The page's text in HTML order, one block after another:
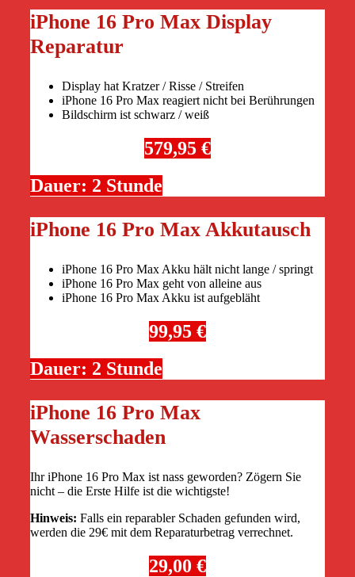
iPhone 16 Pro Max Display
Reparatur
Display hat Kratzer / Risse / Streifen
iPhone 16 Pro Max reagiert nicht bei Berührungen
Bildschirm ist schwarz / weiß
579,95 €
Dauer: 2 Stunde
iPhone 16 Pro Max Akkutausch
iPhone 16 Pro Max Akku hält nicht lange / springt
iPhone 16 Pro Max geht von alleine aus
iPhone 16 Pro Max Akku ist aufgebläht
99,95 €
Dauer: 2 Stunde
iPhone 16 Pro Max
Wasserschaden
Ihr iPhone 16 Pro Max ist nass geworden? Zögern Sie
nicht – die Erste Hilfe ist die wichtigste!
Hinweis: Falls ein reparabler Schaden gefunden wird,
werden die 29€ mit dem Reparaturbetrag verrechnet.
29,00 €